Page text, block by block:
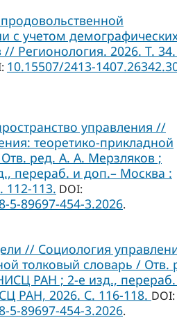
с учетом
Регионология. 2026. Т.
10.15507/2413-
управления //
теоретико-прикладной
ред. А. А. Мерзляков ;
перераб. и доп.– Москва :
113. DOI:
5-89697-454-3.2026.
// Социология
толковый словарь / Отв.
РАН ; 2-е изд.,
РАН, 2026. С. 116-118. DOI:
5-89697-454-3.2026.